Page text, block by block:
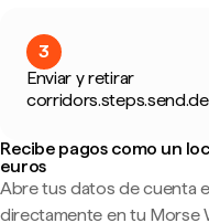
3
Enviar y retirar
Recibe pagos como un
euros
Abre tus datos de cuenta
directamente en tu Morse